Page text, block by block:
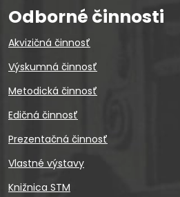
Odborné činnosti
Akvizičná činnosť
Výskumná činnosť
Metodická činnosť
Edičná činnosť
Prezentačná činnosť
Vlastné výstavy
Knižnica STM